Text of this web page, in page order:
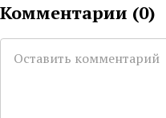
Комментарии (0)